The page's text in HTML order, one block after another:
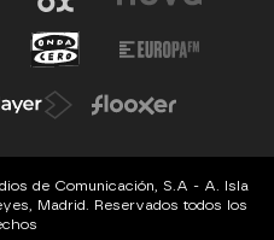
de Comunicación, S.A - A. Isla
Madrid. Reservados todos los